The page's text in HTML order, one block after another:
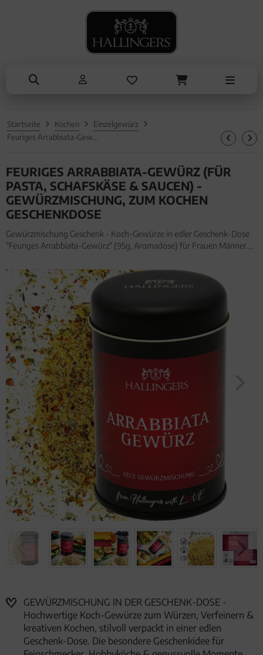
Startseite Kochen
Einzelgewürz
FEURIGES ARRABBIATA-GEWÜRZ (FÜR
PASTA, SCHAFSKÄSE & SAUCEN) -
GEWÜRZMISCHUNG, ZUM KOCHEN
GESCHENKDOSE
Gewürzmischung Geschenk - Koch-Gewürze in edler Geschenk-Dose
"Feuriges Arrabbiata-Gewürz" (95g, Aromadose) für Frauen Männer.
"Feuriges Arrabbiata-Gewürz" (95g, Aromadose) für Frauen Männer
GEWÜRZMISCHUNG IN DER GESCHENK-DOSE -
Hochwertige Koch-Gewürze zum Würzen, Verfeinern &
kreativen Kochen, stilvoll verpackt in einer edlen
Geschenk-Dose. Die besondere Geschenkidee für
SOMMER
ALLES ANZEIGEN AUS SOMMER
Genüsse
Liköre
TRINKEN
ALLES ANZEIGEN AUS TRINKEN
Kaffee
NASCHEN
ALLES ANZEIGEN AUS NASCHEN
Pralinen
Müsli
ANLÄSSE
ALLES ANZEIGEN AUS ANLÄSSE
Kleine Aufmerksamkeiten
Ostern
Valentinstag
Weihnachten
Liebe & Hochzeit
Geburtstag
Bayern